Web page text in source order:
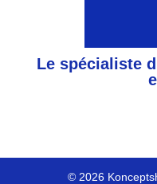
Le spécialiste
© 2026